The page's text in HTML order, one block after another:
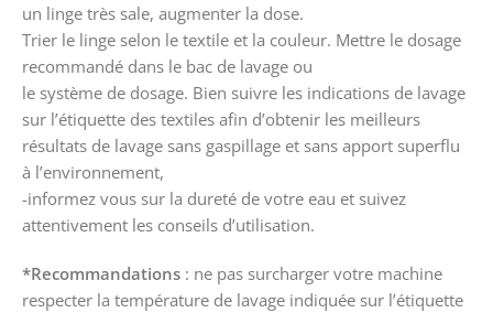
un linge très sale, augmenter la dose.
Trier le linge selon le textile et la couleur. Mettre le dosage
recommandé dans le bac de lavage ou
le système de dosage. Bien suivre les indications de lavage
sur l’étiquette des textiles afin d’obtenir les meilleurs
résultats de lavage sans gaspillage et sans apport superflu
à l’environnement,
-informez vous sur la dureté de votre eau et suivez
attentivement les conseils d’utilisation.
*Recommandations : ne pas surcharger votre machine
respecter la température de lavage indiquée sur l’étiquette